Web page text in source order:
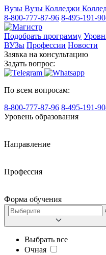
Вузы Вузы Колледжи
8-800-777-87-96 8-495-191-
Подобрать программу
ВУЗы Профессии Новости
Заявка на консультацию
Задать вопрос:
По всем вопросам:
8-800-777-87-96 8-495-191-
Уровень образования
Направление
Профессия
Форма обучения
Выбрать все
Очная